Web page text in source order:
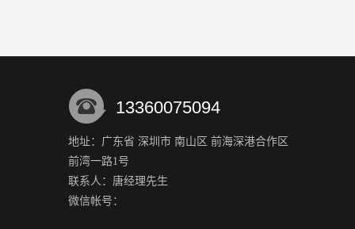
MSP430系列单片机与51单片机的区别及优劣势对比
13360075094
地址：广东省 深圳市 南山区 前海深港合作区
前湾一路1号
联系人：唐经理先生
微信帐号：